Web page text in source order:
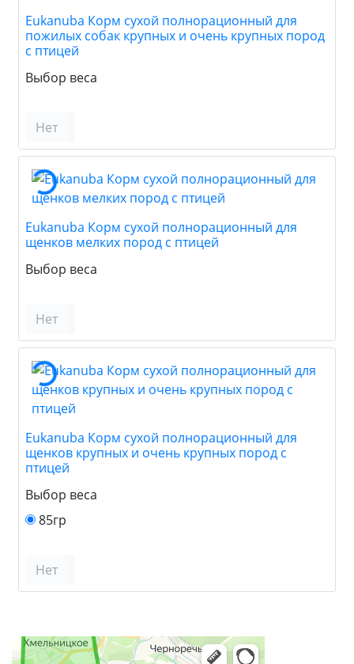
Eukanuba Корм сухой полнорационный для
пожилых собак крупных и очень крупных пород
с птицей
Выбор веса
Нет
Eukanuba Корм сухой полнорационный для
щенков мелких пород с птицей
Выбор веса
Нет
Eukanuba Корм сухой полнорационный для
щенков крупных и очень крупных пород с
птицей
Выбор веса
85гр
Нет